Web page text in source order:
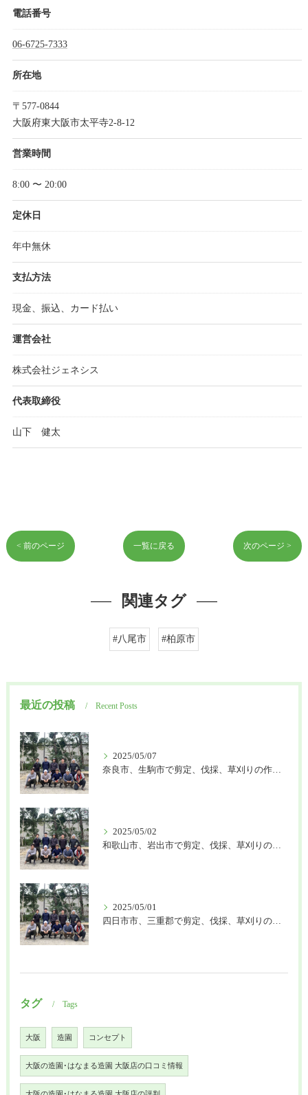
電話番号
06-6725-7333
所在地
〒577-0844
大阪府東大阪市太平寺2-8-12
営業時間
8:00 〜 20:00
定休日
年中無休
支払方法
現金、振込、カード払い
運営会社
株式会社ジェネシス
代表取締役
山下 健太
< 前のページ 一覧に戻る 次のページ >
関連タグ
#八尾市 #柏原市
最近の投稿 Recent Posts
2025/05/07
奈良市、生駒市で剪定、伐採、草刈りの作業を頼むなら はなまる造園
2025/05/02
和歌山市、岩出市で剪定、伐採、草刈りの作業を頼むなら はなまる造園
2025/05/01
四日市市、三重郡で剪定、伐採、草刈りの作業を頼むなら はなまる造園
タグ Tags
大阪 造園 コンセプト
大阪の造園･はなまる造園 大阪店の口コミ情報